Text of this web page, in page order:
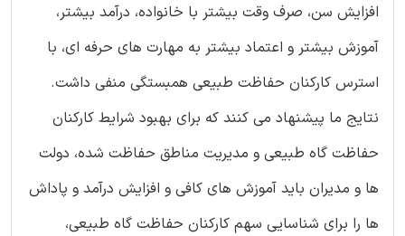
افزایش سن، صرف وقت بیشتر با خانواده، درآمد بیشتر،
آموزش بیشتر و اعتماد بیشتر به مهارت های حرفه ای، با
استرس کارکنان حفاظت طبیعی همبستگی منفی داشت.
نتایج ما پیشنهاد می کنند که برای بهبود شرایط کارکنان
حفاظت گاه طبیعی و مدیریت مناطق حفاظت شده، دولت
ها و مدیران باید آموزش های کافی و افزایش درآمد و پاداش
ها را برای شناسایی سهم کارکنان حفاظت گاه طبیعی،